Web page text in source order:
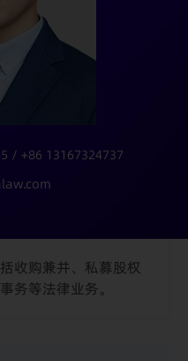
/ +86 13167324737
收购兼并、私募股权
务等法律业务。